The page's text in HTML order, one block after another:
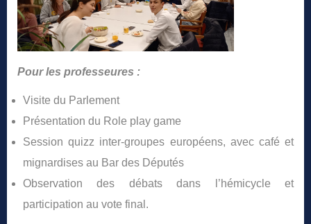
Pour les professeures :
Visite du Parlement
Présentation du Role play game
Session quizz inter-groupes européens, avec café et
mignardises au Bar des Députés
Observation des débats dans l’hémicycle et
participation au vote final.